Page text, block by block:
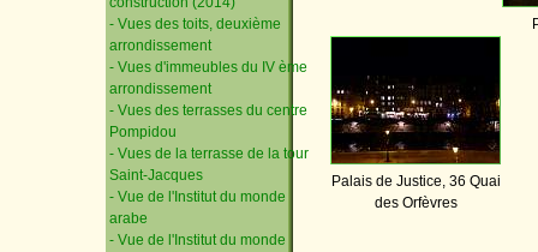
- Vues des toits, deuxième
arrondissement
- Vues d'immeubles du IV ème
arrondissement
- Vues des terrasses du centre
Pompidou
- Vues de la terrasse de la tour
Saint-Jacques
- Vue de l'Institut du monde
arabe
- Vue de l'Institut du monde
Palais de Justice, 36 Quai
des Orfèvres